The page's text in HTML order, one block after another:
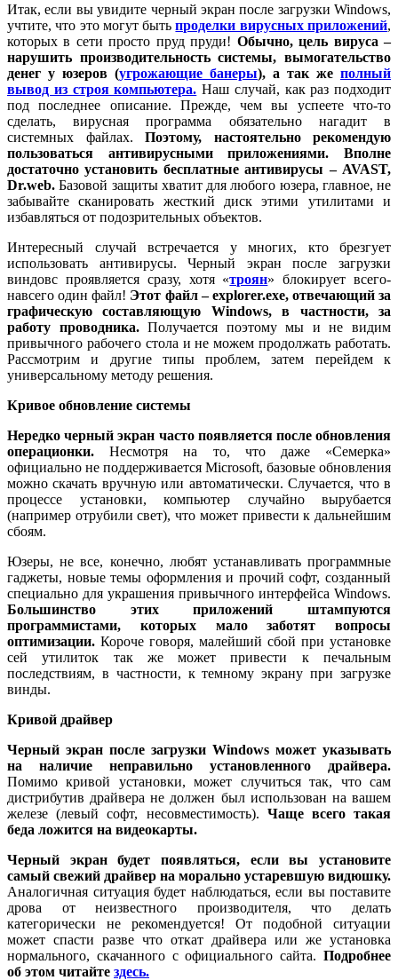
Итак, если вы увидите черный экран после загрузки Windows,
учтите, что это могут бытьпроделки вирусных приложений,
которых в сети просто пруд пруди! Обычно, цель вируса –
нарушить производительность системы, вымогательство
денег у юзеров (угрожающие банеры), а так же полный
вывод из строя компьютера. Наш случай, как раз подходит
под последнее описание. Прежде, чем вы успеете что-то
сделать, вирусная программа обязательно нагадит в
системных файлах. Поэтому, настоятельно рекомендую
пользоваться антивирусными приложениями. Вполне
достаточно установить бесплатные антивирусы – AVAST,
Dr.web. Базовой защиты хватит для любого юзера, главное, не
забывайте сканировать жесткий диск этими утилитами и
избавляться от подозрительных объектов.
Интересный случай встречается у многих, кто брезгует
использовать антивирусы. Черный экран после загрузки
виндовс проявляется сразу, хотя «троян» блокирует всего-
навсего один файл! Этот файл – explorer.exe, отвечающий за
графическую составляющую Windows, в частности, за
работу проводника.Получается поэтому мы и не видим
привычного рабочего стола и не можем продолжать работать.
Рассмотрим и другие типы проблем, затем перейдем к
универсальному методу решения.
Кривое обновление системы
Нередко черный экран часто появляется после обновления
операционки. Несмотря на то, что даже «Семерка»
официально не поддерживается Microsoft, базовые обновления
можно скачать вручную или автоматически. Случается, что в
процессе установки, компьютер случайно вырубается
(например отрубили свет), что может привести к дальнейшим
сбоям.
Юзеры, не все, конечно, любят устанавливать программные
гаджеты, новые темы оформления и прочий софт, созданный
специально для украшения привычного интерфейса Windows.
Большинство этих приложений штампуются
программистами, которых мало заботят вопросы
оптимизации. Короче говоря, малейший сбой при установке
сей утилиток так же может привести к печальным
последствиям, в частности, к темному экрану при загрузке
винды.
Кривой драйвер
Черный экран после загрузки Windows может указывать
на наличие неправильно установленного драйвера.
Помимо кривой установки, может случиться так, что сам
дистрибутив драйвера не должен был использован на вашем
железе (левый софт, несовместимость). Чаще всего такая
беда ложится на видеокарты.
Черный экран будет появляться, если вы установите
самый свежий драйвер на морально устаревшую видюшку.
Аналогичная ситуация будет наблюдаться, если вы поставите
дрова от неизвестного производителя, что делать
категорически не рекомендуется! От подобной ситуации
может спасти разве что откат драйвера или же установка
нормального, скачанного с официального сайта. Подробнее
об этом читайте здесь.